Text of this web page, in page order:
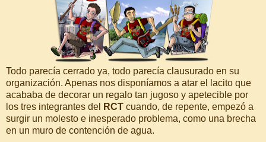
Todo parecía cerrado ya, todo parecía clausurado en su
organización. Apenas nos disponíamos a atar el lacito que
acababa de decorar un regalo tan jugoso y apetecible por
los tres integrantes del
RCT cuando, de repente, empezó a
surgir un molesto e inesperado problema, como una brecha
en un muro de contención de agua.